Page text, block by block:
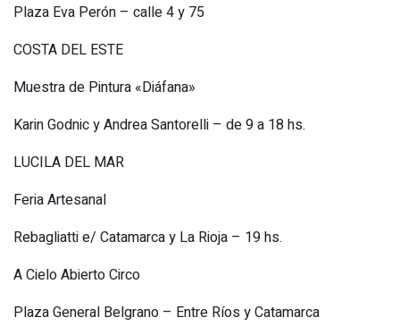
Plaza Eva Perón – calle 4 y 75
COSTA DEL ESTE
Muestra de Pintura «Diáfana»
Karin Godnic y Andrea Santorelli – de 9 a 18 hs.
LUCILA DEL MAR
Feria Artesanal
Rebagliatti e/ Catamarca y La Rioja – 19 hs.
A Cielo Abierto Circo
Plaza General Belgrano – Entre Ríos y Catamarca